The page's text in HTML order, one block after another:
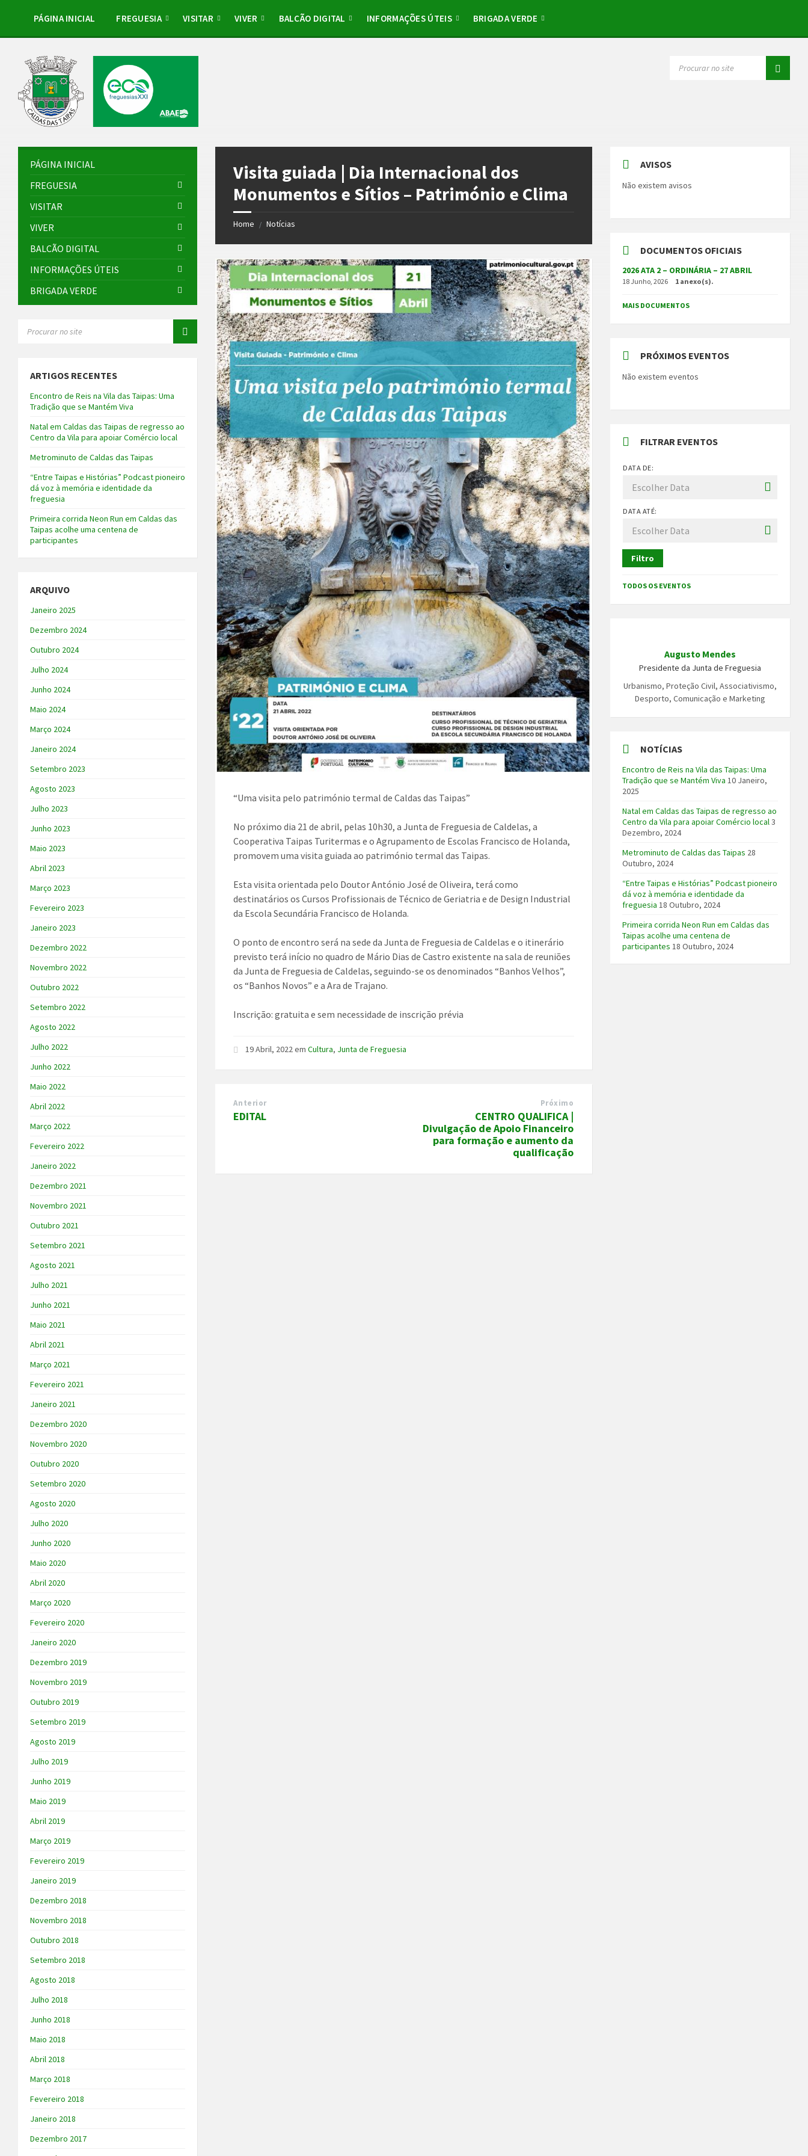
sidebar
sidebar
PÁGINA INICIAL FREGUESIA VISITAR VIVER BALCÃO DIGITAL INFORMAÇÕES ÚTEIS BRIGADA VERDE
Visita guiada | Dia Internacional dos
Monumentos e Sítios – Património e Clima
Home / Notícias
“Uma visita pelo património termal de Caldas das Taipas”
No próximo dia 21 de abril, pelas 10h30, a Junta de Freguesia de Caldelas, a
Cooperativa Taipas Turitermas e o Agrupamento de Escolas Francisco de Holanda,
promovem uma visita guiada ao património termal das Taipas.
Esta visita orientada pelo Doutor António José de Oliveira, terá como
destinatários os Cursos Profissionais de Técnico de Geriatria e de Design Industrial
da Escola Secundária Francisco de Holanda.
O ponto de encontro será na sede da Junta de Freguesia de Caldelas e o itinerário
previsto terá início no quadro de Mário Dias de Castro existente na sala de reuniões
da Junta de Freguesia de Caldelas, seguindo-se os denominados “Banhos Velhos”,
os “Banhos Novos” e a Ara de Trajano.
Inscrição: gratuita e sem necessidade de inscrição prévia
19 Abril, 2022emCultura, Junta de Freguesia
Anterior
EDITAL
Próximo
CENTRO QUALIFICA |
Divulgação de Apoio Financeiro
para formação e aumento da
qualificação
PÁGINA INICIAL
FREGUESIA
VISITAR
VIVER
BALCÃO DIGITAL
INFORMAÇÕES ÚTEIS
BRIGADA VERDE
ARTIGOS RECENTES
Encontro de Reis na Vila das Taipas: Uma
Tradição que se Mantém Viva
Natal em Caldas das Taipas de regresso ao
Centro da Vila para apoiar Comércio local
Metrominuto de Caldas das Taipas
“Entre Taipas e Histórias” Podcast pioneiro
dá voz à memória e identidade da
freguesia
Primeira corrida Neon Run em Caldas das
Taipas acolhe uma centena de
participantes
ARQUIVO
Janeiro 2025
Dezembro 2024
Outubro 2024
Julho 2024
Junho 2024
Maio 2024
Março 2024
Janeiro 2024
Setembro 2023
Agosto 2023
Julho 2023
Junho 2023
Maio 2023
Abril 2023
Março 2023
Fevereiro 2023
Janeiro 2023
Dezembro 2022
Novembro 2022
Outubro 2022
Setembro 2022
Agosto 2022
Julho 2022
Junho 2022
Maio 2022
Abril 2022
Março 2022
Fevereiro 2022
Janeiro 2022
Dezembro 2021
Novembro 2021
Outubro 2021
Setembro 2021
Agosto 2021
Julho 2021
Junho 2021
Maio 2021
Abril 2021
Março 2021
Fevereiro 2021
Janeiro 2021
Dezembro 2020
Novembro 2020
Outubro 2020
Setembro 2020
Agosto 2020
Julho 2020
Junho 2020
Maio 2020
Abril 2020
Março 2020
Fevereiro 2020
Janeiro 2020
Dezembro 2019
Novembro 2019
Outubro 2019
Setembro 2019
Agosto 2019
Julho 2019
Junho 2019
Maio 2019
Abril 2019
Março 2019
Fevereiro 2019
Janeiro 2019
Dezembro 2018
Novembro 2018
Outubro 2018
Setembro 2018
Agosto 2018
Julho 2018
Junho 2018
Maio 2018
Abril 2018
Março 2018
Fevereiro 2018
Janeiro 2018
Dezembro 2017
AVISOS
Não existem avisos
DOCUMENTOS OFICIAIS
2026 ATA 2 – ORDINÁRIA – 27 ABRIL
18 Junho, 2026 1 anexo(s).
MAIS DOCUMENTOS
PRÓXIMOS EVENTOS
Não existem eventos
FILTRAR EVENTOS
DATA DE:
DATA ATÉ:
Filtro
TODOS OS EVENTOS
Augusto Mendes
Presidente da Junta de Freguesia
Urbanismo, Proteção Civil, Associativismo,
Desporto, Comunicação e Marketing
NOTÍCIAS
Encontro de Reis na Vila das Taipas: Uma
Tradição que se Mantém Viva 10 Janeiro,
2025
Natal em Caldas das Taipas de regresso ao
Centro da Vila para apoiar Comércio local3
Dezembro, 2024
Metrominuto de Caldas das Taipas 28
Outubro, 2024
“Entre Taipas e Histórias” Podcast pioneiro
dá voz à memória e identidade da
freguesia 18 Outubro, 2024
Primeira corrida Neon Run em Caldas das
Taipas acolhe uma centena de
participantes 18 Outubro, 2024